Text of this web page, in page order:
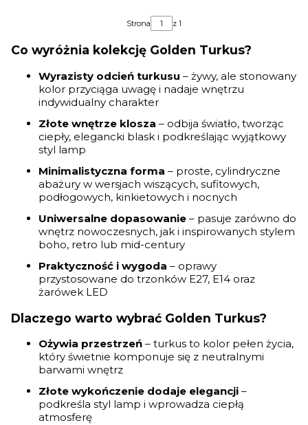
Strona z 1
Co wyróżnia kolekcję Golden Turkus?
Wyrazisty odcień turkusu – żywy, ale stonowany
kolor przyciąga uwagę i nadaje wnętrzu
indywidualny charakter
Złote wnętrze klosza – odbija światło, tworząc
ciepły, elegancki blask i podkreślając wyjątkowy
styl lamp
Minimalistyczna forma – proste, cylindryczne
abażury w wersjach wiszących, sufitowych,
podłogowych, kinkietowych i nocnych
Uniwersalne dopasowanie – pasuje zarówno do
wnętrz nowoczesnych, jak i inspirowanych stylem
boho, retro lub mid-century
Praktyczność i wygoda – oprawy
przystosowane do trzonków E27, E14 oraz
żarówek LED
Dlaczego warto wybrać Golden Turkus?
Ożywia przestrzeń – turkus to kolor pełen życia,
który świetnie komponuje się z neutralnymi
barwami wnętrz
Złote wykończenie dodaje elegancji –
podkreśla styl lamp i wprowadza ciepłą
atmosferę